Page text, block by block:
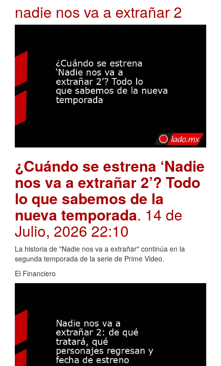
nadie nos va a extrañar 2
¿Cuándo se estrena ‘Nadie
nos va a extrañar 2’? Todo
lo que sabemos de la
nueva temporada. 14 de
Julio, 2026 22:10
La historia de "Nadie nos va a extrañar" continúa en la
segunda temporada de la serie de Prime Video.
El Financiero